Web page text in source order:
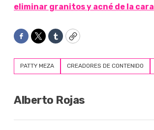
eliminar granitos y acné de la cara
Facebook
TwitterTumblrCopy
PATTY MEZA CREADORES DE CONTENIDO
Alberto Rojas